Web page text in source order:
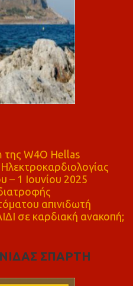
της W4O Hellas
– 1 Ιουνίου 2025
απινιδωτή
σε καρδιακή ανακοπή;
ΣΠΑΡΤΗ